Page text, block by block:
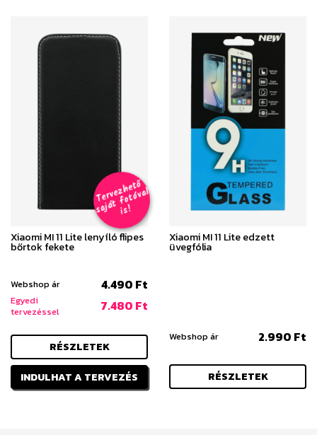
T
er
v
e
z
h
e
t
ő
s
aj
á
t
f
o
t
ó
v
al
i
s
!
Xiaomi MI 11 Lite lenyíló flipes
bőrtok fekete
Webshop ár 4.490 Ft
Egyedi
tervezéssel
7.480 Ft
RÉSZLETEK
INDULHAT A TERVEZÉS
Xiaomi MI 11 Lite edzett
üvegfólia
Webshop ár 2.990 Ft
RÉSZLETEK